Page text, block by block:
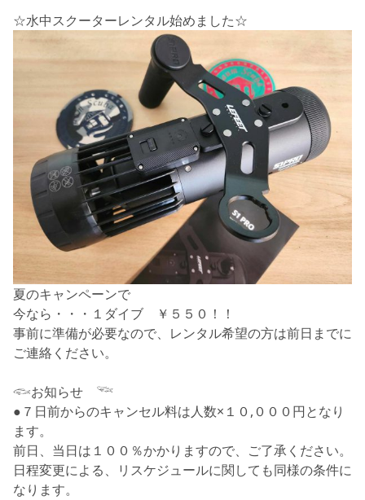
☆水中スクーターレンタル始めました☆
夏のキャンペーンで
今なら・・・１ダイブ ￥５５０！！
事前に準備が必要なので、レンタル希望の方は前日までに
ご連絡ください。
𓆟お知らせ 𓆝
●７日前からのキャンセル料は人数×１０,０００円となり
ます。
前日、当日は１００％かかりますので、ご了承ください。
日程変更による、リスケジュールに関しても同様の条件に
なります。